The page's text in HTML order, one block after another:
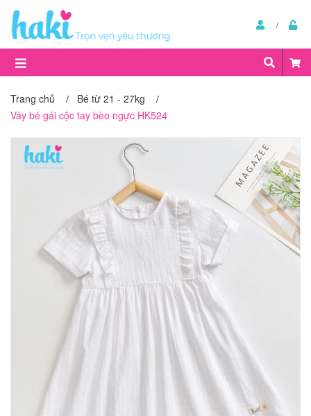
Trang chủ / Bé từ 21 - 27kg /
Váy bé gái cộc tay bèo ngực HK524